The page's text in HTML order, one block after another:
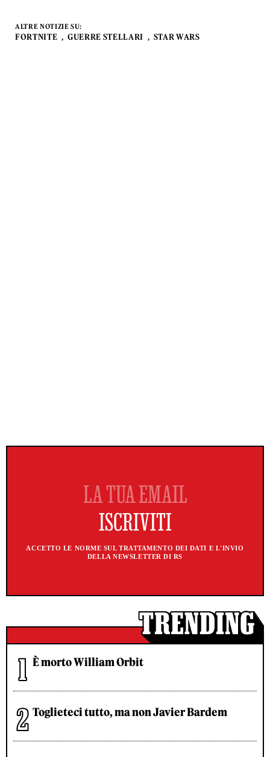
ALTRE NOTIZIE SU:
FORTNITE GUERRE STELLARI STAR WARS
ACCETTO LE NORME SUL TRATTAMENTO DEI DATI E L'INVIO
DELLA NEWSLETTER DI RS
È morto William Orbit
Toglieteci tutto, ma non Javier Bardem